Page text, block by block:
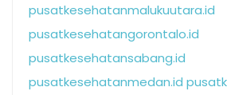
pusatkesehatanmalukuutara.id
pusatkesehatangorontalo.id
pusatkesehatansabang.id
pusatkesehatanmedan.id